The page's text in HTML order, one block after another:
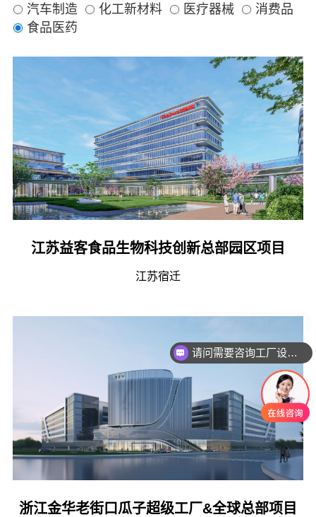
汽车制造
化工新材料 医疗器械
消费品
食品医药
江苏益客食品生物科技创新总部园区项目
江苏宿迁
浙江金华老街口瓜子超级工厂&全球总部项目
请问需要咨询工厂设计吗